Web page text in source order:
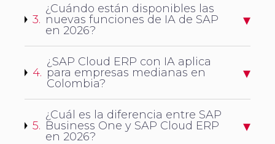
3.
¿Cuándo están disponibles las
nuevas funciones de IA de SAP
en 2026?
4.
¿SAP Cloud ERP con IA aplica
para empresas medianas en
Colombia?
5.
¿Cuál es la diferencia entre SAP
Business One y SAP Cloud ERP
en 2026?